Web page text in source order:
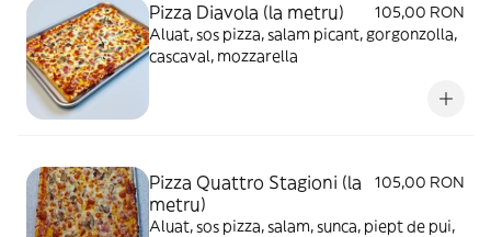
Pizza Diavola (la metru)
105,00 RON
Aluat, sos pizza, salam picant, gorgonzolla,
cascaval, mozzarella
Pizza Quattro Stagioni (la
metru)
105,00 RON
Aluat, sos pizza, salam, sunca, piept de pui,